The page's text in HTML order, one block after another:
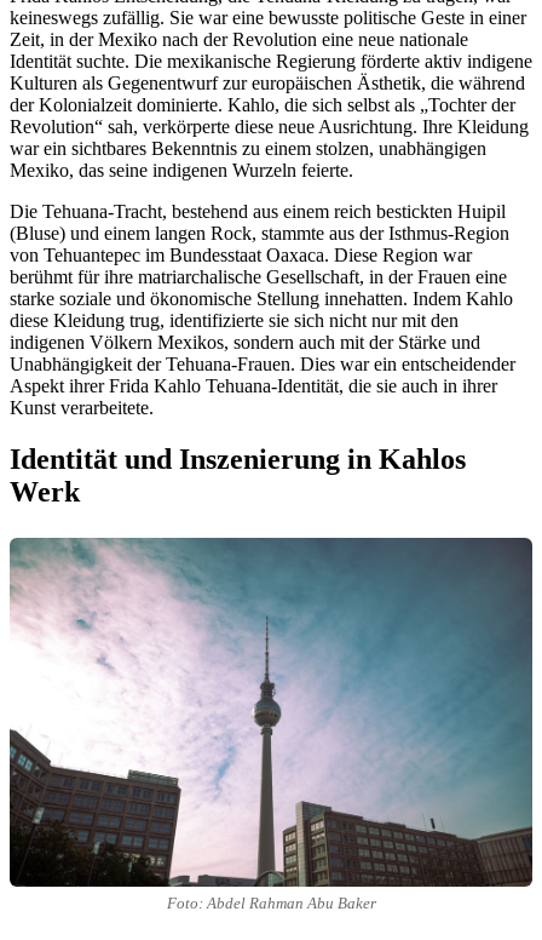
keineswegs zufällig. Sie war eine bewusste politische Geste in einer
Zeit, in der Mexiko nach der Revolution eine neue nationale
Identität suchte. Die mexikanische Regierung förderte aktiv indigene
Kulturen als Gegenentwurf zur europäischen Ästhetik, die während
der Kolonialzeit dominierte. Kahlo, die sich selbst als „Tochter der
Revolution“ sah, verkörperte diese neue Ausrichtung. Ihre Kleidung
war ein sichtbares Bekenntnis zu einem stolzen, unabhängigen
Mexiko, das seine indigenen Wurzeln feierte.
Die Tehuana-Tracht, bestehend aus einem reich bestickten Huipil
(Bluse) und einem langen Rock, stammte aus der Isthmus-Region
von Tehuantepec im Bundesstaat Oaxaca. Diese Region war
berühmt für ihre matriarchalische Gesellschaft, in der Frauen eine
starke soziale und ökonomische Stellung innehatten. Indem Kahlo
diese Kleidung trug, identifizierte sie sich nicht nur mit den
indigenen Völkern Mexikos, sondern auch mit der Stärke und
Unabhängigkeit der Tehuana-Frauen. Dies war ein entscheidender
Aspekt ihrer Frida Kahlo Tehuana-Identität, die sie auch in ihrer
Kunst verarbeitete.
Identität und Inszenierung in Kahlos
Werk
Foto: Abdel Rahman Abu Baker